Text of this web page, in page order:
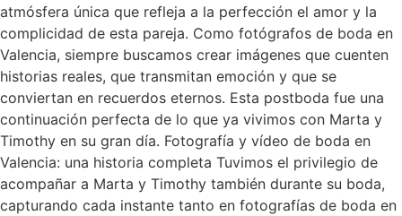
atmósfera única que refleja a la perfección el amor y la
complicidad de esta pareja. Como fotógrafos de boda en
Valencia, siempre buscamos crear imágenes que cuenten
historias reales, que transmitan emoción y que se
conviertan en recuerdos eternos. Esta postboda fue una
continuación perfecta de lo que ya vivimos con Marta y
Timothy en su gran día. Fotografía y vídeo de boda en
Valencia: una historia completa Tuvimos el privilegio de
acompañar a Marta y Timothy también durante su boda,
capturando cada instante tanto en fotografías de boda en